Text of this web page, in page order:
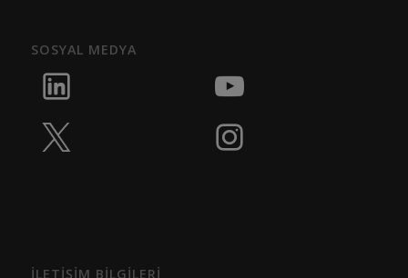
SOSYAL MEDYA
İLETİŞİM BİLGİLERİ